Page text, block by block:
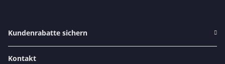
Kundenrabatte sichern
Kontakt